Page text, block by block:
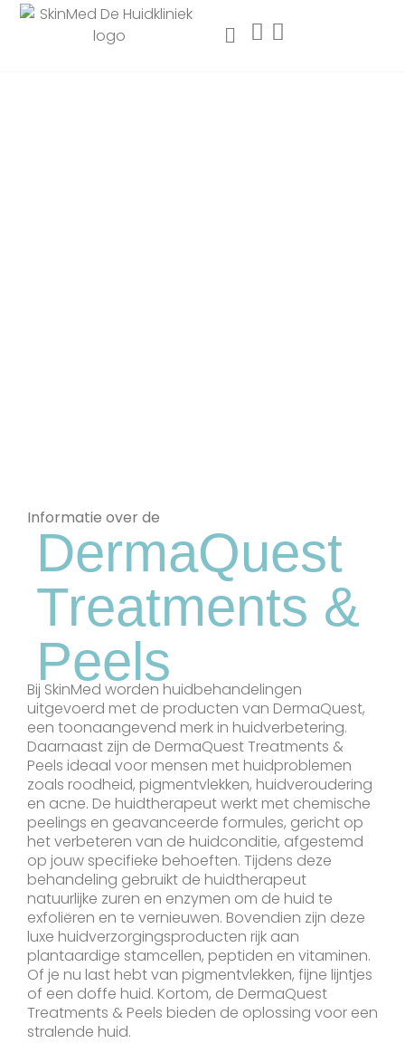
Informatie over de
DermaQuest
Treatments &
Peels
Bij SkinMed worden huidbehandelingen
uitgevoerd met de producten van DermaQuest,
een toonaangevend merk in huidverbetering.
Daarnaast zijn de DermaQuest Treatments &
Peels ideaal voor mensen met huidproblemen
zoals roodheid, pigmentvlekken, huidveroudering
en acne. De huidtherapeut werkt met chemische
peelings en geavanceerde formules, gericht op
het verbeteren van de huidconditie, afgestemd
op jouw specifieke behoeften. Tijdens deze
behandeling gebruikt de huidtherapeut
natuurlijke zuren en enzymen om de huid te
exfoliëren en te vernieuwen. Bovendien zijn deze
luxe huidverzorgingsproducten rijk aan
plantaardige stamcellen, peptiden en vitaminen.
Of je nu last hebt van pigmentvlekken, fijne lijntjes
of een doffe huid. Kortom, de DermaQuest
Treatments & Peels bieden de oplossing voor een
stralende huid.